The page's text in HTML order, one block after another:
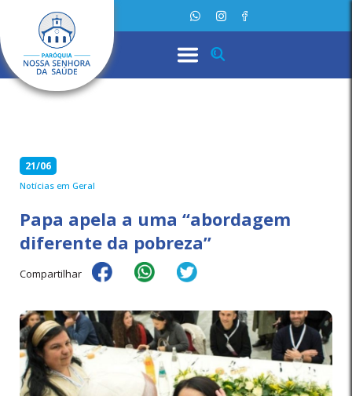
21/06
Notícias em Geral
Papa apela a uma “abordagem
diferente da pobreza”
Compartilhar